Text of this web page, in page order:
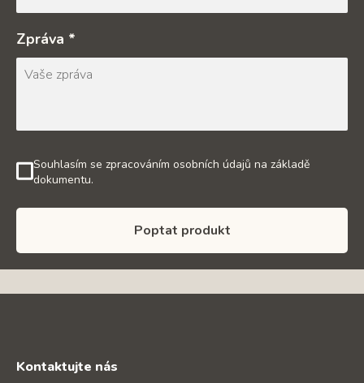
Zpráva *
Souhlasím se zpracováním osobních údajů na základě
dokumentu.
Poptat produkt
Kontaktujte nás